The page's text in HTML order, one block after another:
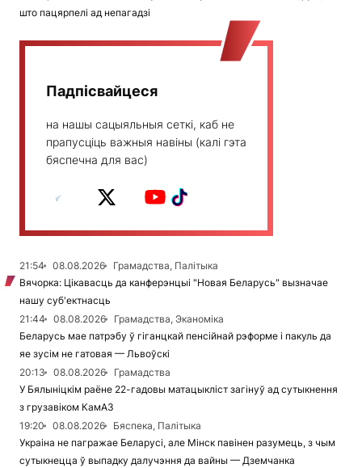
што пацярпелі ад непагадзі
Падпісвайцеся
на нашы сацыяльныя сеткі, каб не
прапусціць важныя навіны (калі гэта
бяспечна для вас)
21:54 08.08.2026
Грамадства, Палітыка
Вячорка: Цікавасць да канферэнцыі "Новая Беларусь" вызначае
нашу суб'ектнасць
21:44
08.08.2026
Грамадства, Эканоміка
Беларусь мае патрэбу ў гіганцкай пенсійнай рэформе і пакуль да
яе зусім не гатовая — Львоўскі
20:13
08.08.2026
Грамадства
У Бялыніцкім раёне 22-гадовы матацыкліст загінуў ад сутыкнення
з грузавіком КамАЗ
19:20
08.08.2026
Бяспека, Палітыка
Украіна не пагражае Беларусі, але Мінск павінен разумець, з чым
сутыкнецца ў выпадку далучэння да вайны — Дземчанка